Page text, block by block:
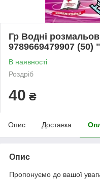
Гр Водні
9789669479907 (50)
В наявності
Роздріб
40 ₴
Опис Доставка
Опис
Пропонуємо до вашої